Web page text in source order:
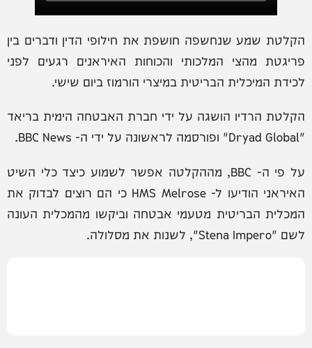
הקלטת שמע שנחשפה חושפת את חילופי הדין ודברים בין
פריגטת מהצי המלכותי והכוחות האיראנים רגעים לפני
לכידת המיכלית הבריטית במיצרי הורמוז ביום שישי.
הקלטת הרדיו הושגה על ידי חברת האבטחה הימית בריאד
"Dryad Global" ופורסמה לראשונה על ידי ה- BBC News.
על פי ה- BBC, מההקלטה אפשר לשמוע כיצד כלי השיט
האיראני הודיעו ל- HMS Melrose כי הם רוצים לבדוק את
המכלית הבריטית מטעמי אבטחה וביקשו מהמכלית העונה
לשם "Stena Impero", לשנות את מסלולה.